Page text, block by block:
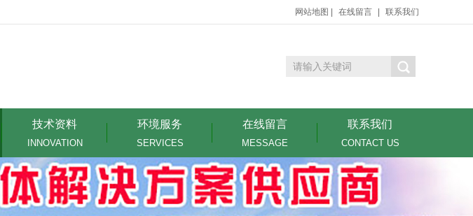
网站地图 在线留言 联系我们
技术资料
INNOVATION
环境服务
SERVICES
在线留言
MESSAGE
联系我们
CONTACT US